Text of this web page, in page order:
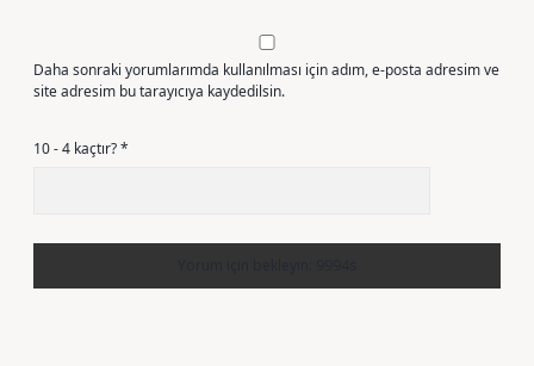
Daha sonraki yorumlarımda kullanılması için adım, e-posta adresim ve
site adresim bu tarayıcıya kaydedilsin.
10 - 4 kaçtır?*